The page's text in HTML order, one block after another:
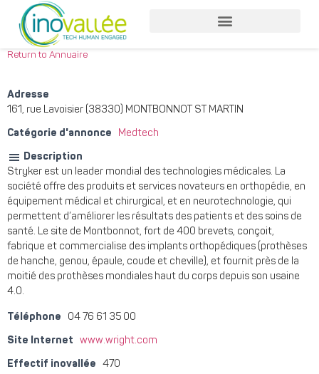
Return to Annuaire
Adresse
161, rue Lavoisier (38330) MONTBONNOT ST MARTIN
Catégorie d'annonce Medtech
Description
Stryker est un leader mondial des technologies médicales. La
société offre des produits et services novateurs en orthopédie, en
équipement médical et chirurgical, et en neurotechnologie, qui
permettent d’améliorer les résultats des patients et des soins de
santé. Le site de Montbonnot, fort de 400 brevets, conçoit,
fabrique et commercialise des implants orthopédiques (prothèses
de hanche, genou, épaule, coude et cheville), et fournit près de la
moitié des prothèses mondiales haut du corps depuis son usaine
4.0.
Téléphone 04 76 61 35 00
Site Internet www.wright.com
Effectif inovallée 470